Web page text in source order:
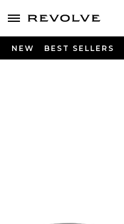
menu - shows more content
NEW BEST SELLERS